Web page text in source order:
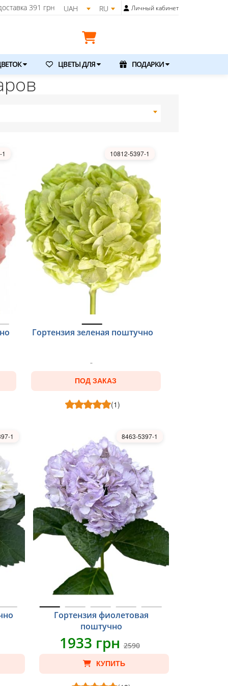
391 грн UAH RU Личный кабинет
ЦВЕТЫ ДЛЯ ПОДАРКИ
Гортензия зеленая поштучно
10812-5397-1
ПОД ЗАКАЗ
(1)
1
Гортензия фиолетовая
поштучно
8463-5397-1
1933 грн2590
КУПИТЬ